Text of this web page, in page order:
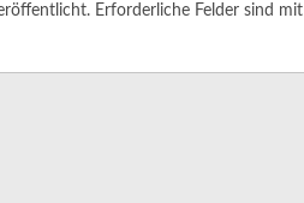
Erforderliche Felder sind mit